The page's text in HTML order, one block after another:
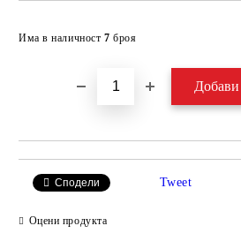
Има в наличност 7 броя
Сподели Tweet
Оцени продукта